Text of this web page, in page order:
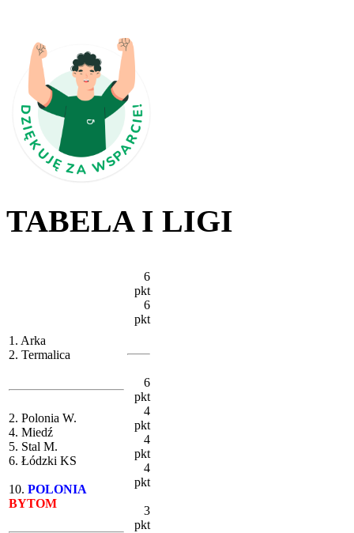
TABELA I LIGI
1. Arka
2. Termalica
2. Polonia W.
4. Miedź
5. Stal M.
6. Łódzki KS
10. POLONIA
BYTOM
6
pkt
6
pkt
6
pkt
4
pkt
4
pkt
4
pkt
3
pkt